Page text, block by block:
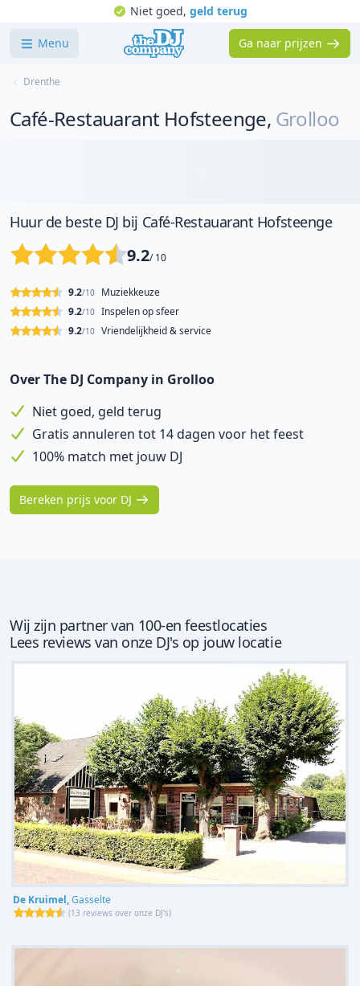
Niet goed, geld terug
Menu Ga naar prijzen
Drenthe
Café-Restauarant Hofsteenge, Grolloo
Huur de beste DJ bij Café-Restauarant Hofsteenge
9.2/ 10
Muziekkeuze
9.2/10
Inspelen op sfeer
9.2/10
Vriendelijkheid & service
9.2/10
Over The DJ Company in Grolloo
Niet goed, geld terug
Gratis annuleren tot 14 dagen voor het feest
100% match met jouw DJ
Bereken prijs voor DJ
Wij zijn partner van 100-en feestlocaties
Lees reviews van onze DJ's op jouw locatie
De Kruimel,Gasselte
(13 reviews over onze DJ's)